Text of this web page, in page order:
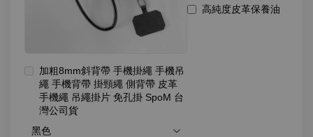
加粗8mm斜背帶 手機掛繩 手機吊
繩 手機背帶 掛頸繩 側背帶 皮革
手機繩 吊繩掛片 免孔掛 SpoM 台
灣公司貨
高純度皮革保養油